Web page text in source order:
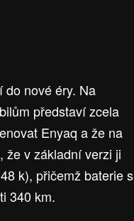
do nové éry. Na
představí zcela
Enyaq a že na
že v základní verzi ji
k), přičemž baterie s
340 km.